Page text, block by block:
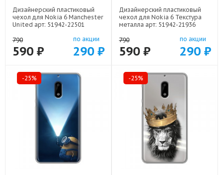
Дизайнерский пластиковый
чехол для Nokia 6 Manchester
United арт: 51942-22501
790
590 ₽
по акции
290 ₽
Дизайнерский пластиковый
чехол для Nokia 6 Текстура
металла арт: 51942-21936
790
590 ₽
по акции
290 ₽
-25% -25%